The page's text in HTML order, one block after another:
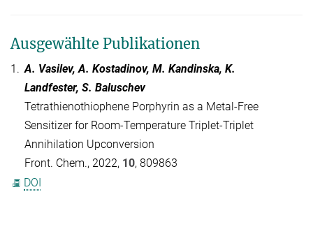
Ausgewählte Publikationen
1. A. Vasilev, A. Kostadinov, M. Kandinska, K.
Landfester, S. Baluschev
Tetrathienothiophene Porphyrin as a Metal-Free
Sensitizer for Room-Temperature Triplet-Triplet
Annihilation Upconversion
Front. Chem., 2022, 10, 809863
DOI